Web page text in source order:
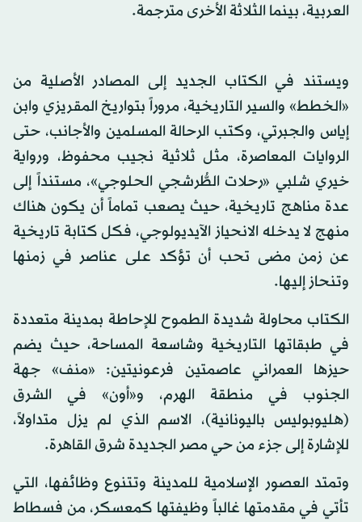
العربية، بينما الثلاثة الأخرى مترجمة.
ويستند في الكتاب الجديد إلى المصادر الأصلية من
«الخطط» والسير التاريخية، مروراً بتواريخ المقريزي وابن
إياس والجبرتي، وكتب الرحالة المسلمين والأجانب، حتى
الروايات المعاصرة، مثل ثلاثية نجيب محفوظ، ورواية
خيري شلبي «رحلات الطُّرشجي الحلوجي»، مستنداً إلى
عدة مناهج تاريخية، حيث يصعب تماماً أن يكون هناك
منهج لا يدخله الانحياز الآيديولوجي، فكل كتابة تاريخية
عن زمن مضى تحب أن تؤكد على عناصر في زمنها
وتنحاز إليها.
الكتاب محاولة شديدة الطموح للإحاطة بمدينة متعددة
في طبقاتها التاريخية وشاسعة المساحة، حيث يضم
حيزها العمراني عاصمتين فرعونيتين: «منف» جهة
الجنوب في منطقة الهرم، و«أون» في الشرق
(هليوبوليس باليونانية)، الاسم الذي لم يزل متداولاً،
للإشارة إلى جزء من حي مصر الجديدة شرق القاهرة.
وتمتد العصور الإسلامية للمدينة وتتنوع وظائفها، التي
تأتي في مقدمتها غالباً وظيفتها كمعسكر، من فسطاط